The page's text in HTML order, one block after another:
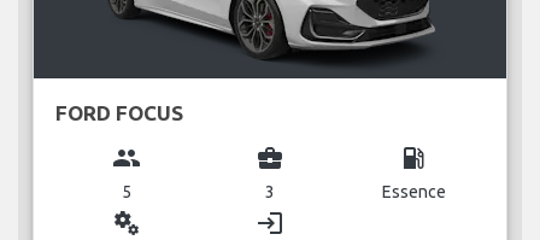
FORD FOCUS
group
5
business_center
3
local_gas_station
Essence
miscellaneous_services login